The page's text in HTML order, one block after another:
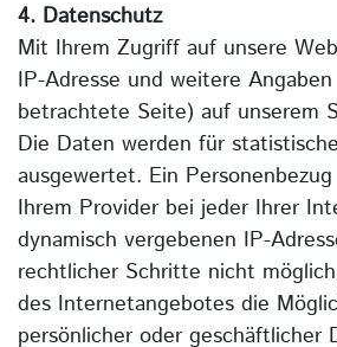
4. Datenschutz
Mit Ihrem Zugriff auf unsere
IP-Adresse und weitere
betrachtete Seite) auf unserem
Die Daten werden für
ausgewertet. Ein
Ihrem Provider bei jeder Ihrer
dynamisch vergebenen IP-
rechtlicher Schritte nicht
des Internetangebotes die
persönlicher oder geschäftlicher